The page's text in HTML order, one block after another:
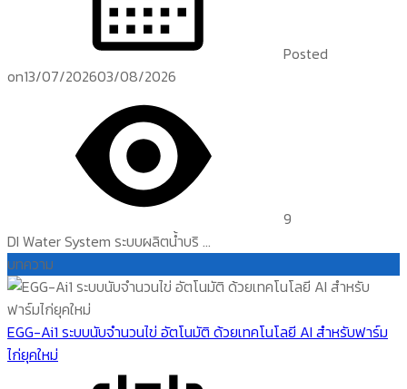
Posted
on13/07/202603/08/2026
9
DI Water System ระบบผลิตน้ำบริ ...
บทความ
EGG-Ai1 ระบบนับจำนวนไข่ อัตโนมัติ ด้วยเทคโนโลยี AI สำหรับฟาร์ม
ไก่ยุคใหม่